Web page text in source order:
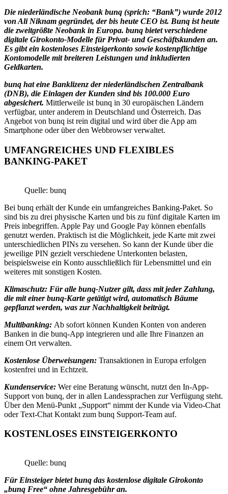
Die niederländische Neobank bunq (sprich: “Bank”) wurde 2012
von Ali Niknam gegründet, der bis heute CEO ist. Bunq ist heute
die zweitgrößte Neobank in Europa. bunq bietet verschiedene
digitale Girokonto-Modelle für Privat- und Geschäftskunden an.
Es gibt ein kostenloses Einsteigerkonto sowie kostenpflichtige
Kontomodelle mit breiteren Leistungen und inkludierten
Geldkarten.
bunq hat eine Banklizenz der niederländischen Zentralbank
(DNB), die Einlagen der Kunden sind bis 100.000 Euro
abgesichert. Mittlerweile ist bunq in 30 europäischen Ländern
verfügbar, unter anderem in Deutschland und Österreich. Das
Angebot von bunq ist rein digital und wird über die App am
Smartphone oder über den Webbrowser verwaltet.
UMFANGREICHES UND FLEXIBLES
BANKING-PAKET
Quelle: bunq
Bei bunq erhält der Kunde ein umfangreiches Banking-Paket. So
sind bis zu drei physische Karten und bis zu fünf digitale Karten im
Preis inbegriffen. Apple Pay und Google Pay können ebenfalls
genutzt werden. Praktisch ist die Möglichkeit, jede Karte mit zwei
unterschiedlichen PINs zu versehen. So kann der Kunde über die
jeweilige PIN gezielt verschiedene Unterkonten belasten,
beispielsweise ein Konto ausschließlich für Lebensmittel und ein
weiteres mit sonstigen Kosten.
Klimaschutz: Für alle bunq-Nutzer gilt, dass mit jeder Zahlung,
die mit einer bunq-Karte getätigt wird, automatisch Bäume
gepflanzt werden, was zur Nachhaltigkeit beiträgt.
Multibanking: Ab sofort können Kunden Konten von anderen
Banken in die bunq-App integrieren und alle Ihre Finanzen an
einem Ort verwalten.
Kostenlose Überweisungen: Transaktionen in Europa erfolgen
kostenfrei und in Echtzeit.
Kundenservice: Wer eine Beratung wünscht, nutzt den In-App-
Support von bunq, der in allen Landessprachen zur Verfügung steht.
Über den Menü-Punkt „Support“ nimmt der Kunde via Video-Chat
oder Text-Chat Kontakt zum bunq Support-Team auf.
KOSTENLOSES EINSTEIGERKONTO
Quelle: bunq
Für Einsteiger bietet bunq das kostenlose digitale Girokonto
„bunq Free“ ohne Jahresgebühr an.